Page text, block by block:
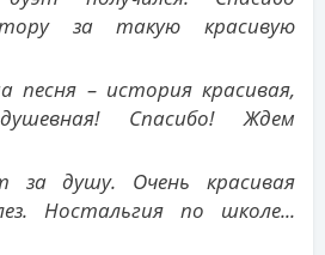
за такую красивую
песня – история красивая,
Спасибо! Ждем
за душу. Очень красивая
Ностальгия по школе...